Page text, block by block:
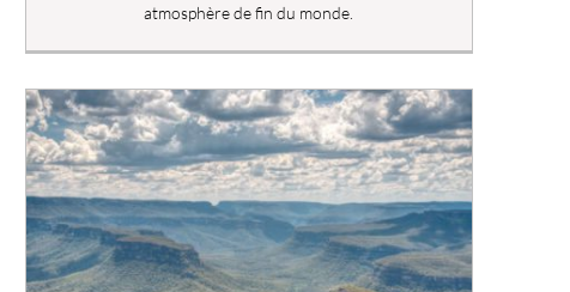
atmosphère de fin du monde.